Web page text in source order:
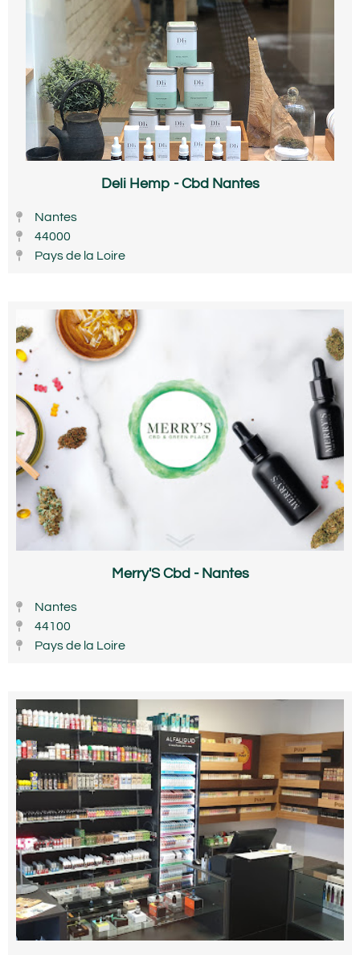
Deli Hemp - Cbd Nantes
Nantes
44000
Pays de la Loire
Merry'S Cbd - Nantes
Nantes
44100
Pays de la Loire